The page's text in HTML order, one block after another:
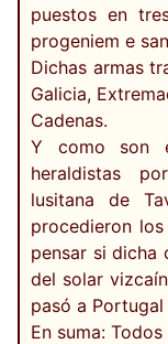
puestos en
progeniem e
Dichas armas
Galicia,
Cadenas.
Y como son
heraldistas
lusitana de
procedieron
pensar si dicha
del solar
pasó a
En suma: